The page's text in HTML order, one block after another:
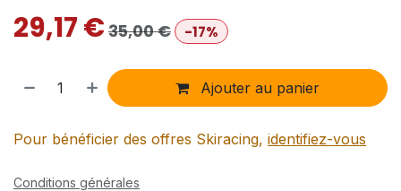
29,17€35,00€ -17%
Ajouter au panier
Pour bénéficier des offres Skiracing, identifiez-vous
Conditions générales